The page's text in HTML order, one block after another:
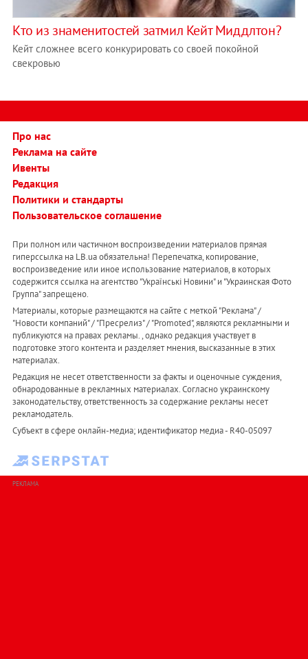
​Кто из знаменитостей затмил Кейт Миддлтон?
Кейт сложнее всего конкурировать со своей покойной
свекровью
Про нас
Реклама на сайте
Ивенты
Редакция
Политики и стандарты
Пользовательское соглашение
При полном или частичном воспроизведении материалов прямая
гиперссылка на LB.ua обязательна! Перепечатка, копирование,
воспроизведение или иное использование материалов, в которых
содержится ссылка на агентство "Українськi Новини" и "Украинская Фото
Группа" запрещено.
Материалы, которые размещаются на сайте с меткой "Реклама" /
"Новости компаний" / "Пресрелиз" / "Promoted", являются рекламными и
публикуются на правах рекламы. , однако редакция участвует в
подготовке этого контента и разделяет мнения, высказанные в этих
материалах.
Редакция не несет ответственности за факты и оценочные суждения,
обнародованные в рекламных материалах. Согласно украинскому
законодательству, ответственность за содержание рекламы несет
рекламодатель.
Субъект в сфере онлайн-медиа; идентификатор медиа - R40-05097
РЕКЛАМА